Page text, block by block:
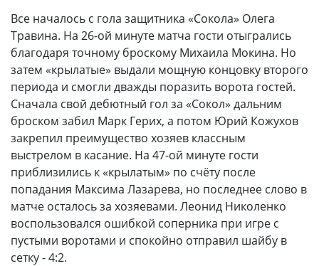
Все началось с гола защитника «Сокола» Олега
Травина. На 26-ой минуте матча гости отыгрались
благодаря точному броскому Михаила Мокина. Но
затем «крылатые» выдали мощную концовку второго
периода и смогли дважды поразить ворота гостей.
Сначала свой дебютный гол за «Сокол» дальним
броском забил Марк Герих, а потом Юрий Кожухов
закрепил преимущество хозяев классным
выстрелом в касание. На 47-ой минуте гости
приблизились к «крылатым» по счёту после
попадания Максима Лазарева, но последнее слово в
матче осталось за хозяевами. Леонид Николенко
воспользовался ошибкой соперника при игре с
пустыми воротами и спокойно отправил шайбу в
сетку - 4:2.